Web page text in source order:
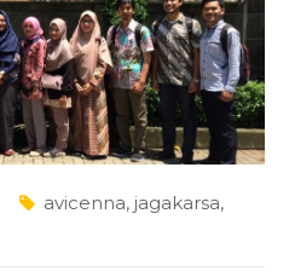
avicenna, jagakarsa,